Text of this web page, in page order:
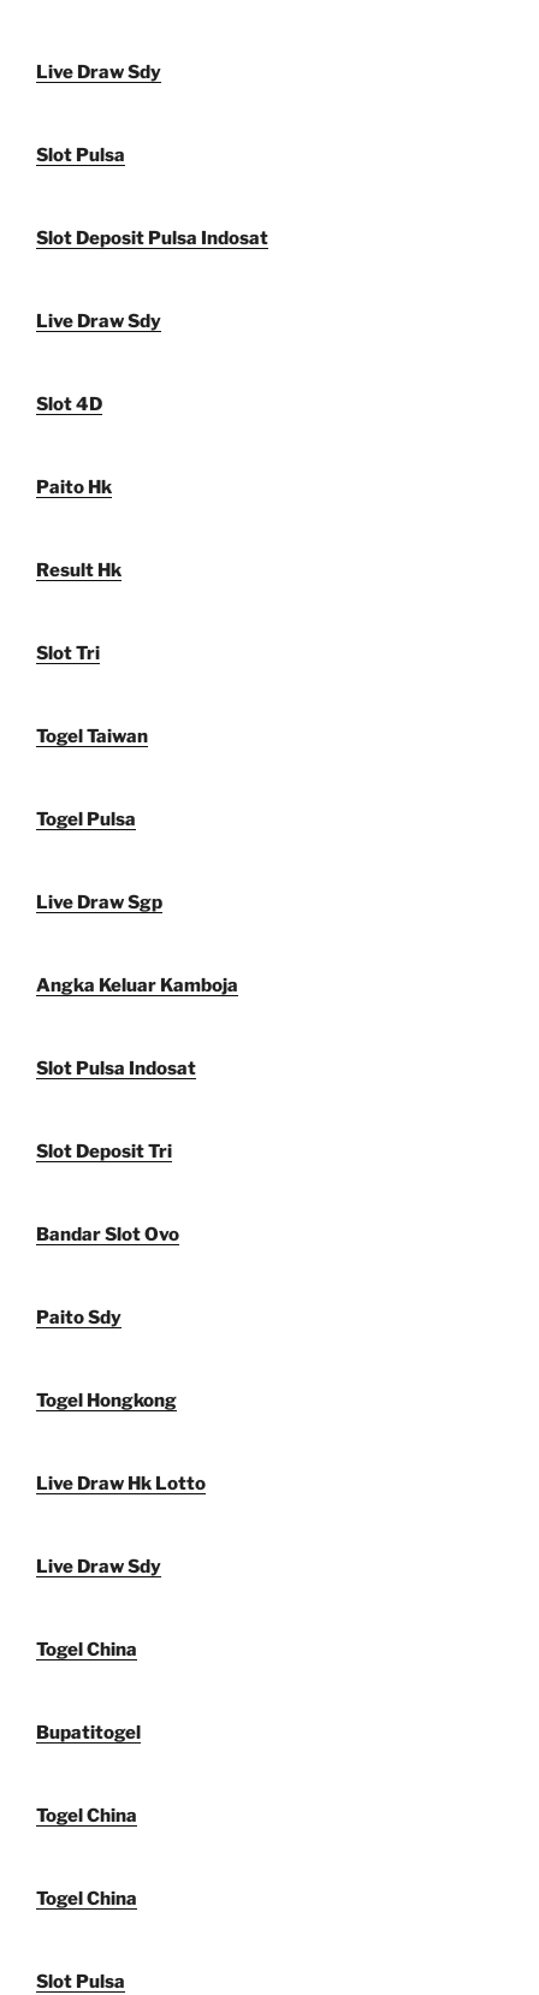
Live Draw Sdy
Slot Pulsa
Slot Deposit Pulsa Indosat
Live Draw Sdy
Slot 4D
Paito Hk
Result Hk
Slot Tri
Togel Taiwan
Togel Pulsa
Live Draw Sgp
Angka Keluar Kamboja
Slot Pulsa Indosat
Slot Deposit Tri
Bandar Slot Ovo
Paito Sdy
Togel Hongkong
Live Draw Hk Lotto
Live Draw Sdy
Togel China
Bupatitogel
Togel China
Togel China
Slot Pulsa